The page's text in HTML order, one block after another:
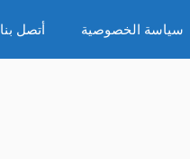
سياسة الخصوصية أتصل بنا